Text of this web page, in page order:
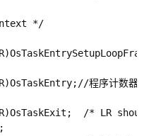
*/
程序计数器
/* LR